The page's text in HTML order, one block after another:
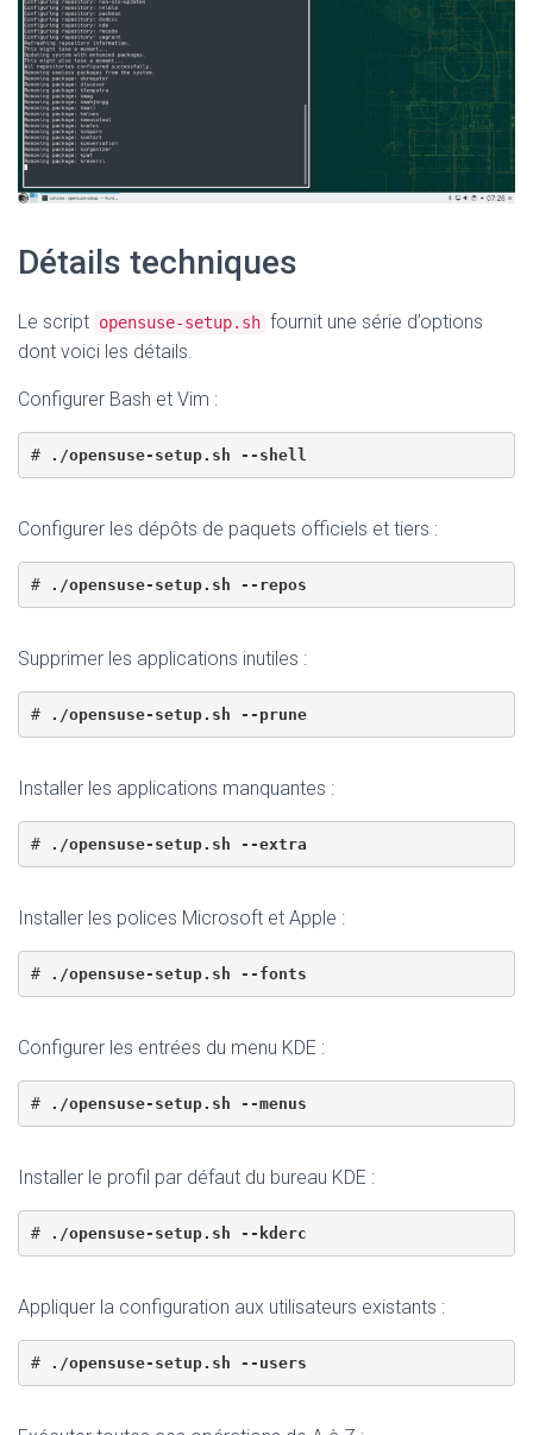
Détails techniques
Le script opensuse-setup.sh fournit une série d’options
dont voici les détails.
Configurer Bash et Vim :
# ./opensuse-setup.sh --shell
Configurer les dépôts de paquets officiels et tiers :
# ./opensuse-setup.sh --repos
Supprimer les applications inutiles :
# ./opensuse-setup.sh --prune
Installer les applications manquantes :
# ./opensuse-setup.sh --extra
Installer les polices Microsoft et Apple :
# ./opensuse-setup.sh --fonts
Configurer les entrées du menu KDE :
# ./opensuse-setup.sh --menus
Installer le profil par défaut du bureau KDE :
# ./opensuse-setup.sh --kderc
Appliquer la configuration aux utilisateurs existants :
# ./opensuse-setup.sh --users